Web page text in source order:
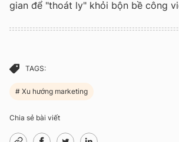
gian để "thoát ly" khỏi bộn bề công
TAGS:
Xu hướng marketing
Chia sẻ bài viết